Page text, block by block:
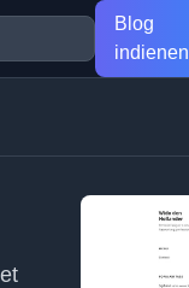
Blog
indienen